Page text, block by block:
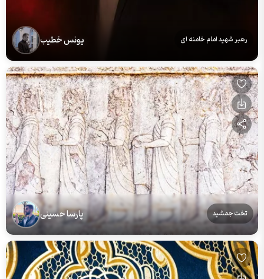
رهبر شهید امام خامنه ای یونس خطیب
تخت جمشید پارسا حسینی